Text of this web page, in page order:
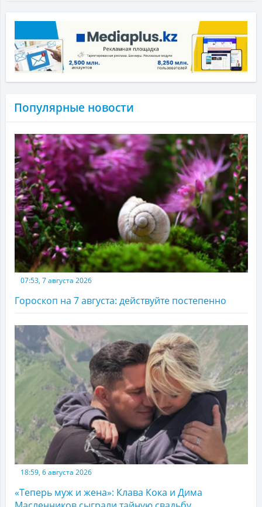
Популярные новости
07:53, 7 августа 2026
Гороскоп на 7 августа: действуйте постепенно
18:59, 6 августа 2026
«Теперь муж и жена»: Клава Кока и Дима